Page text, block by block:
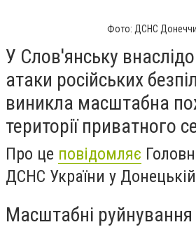
Фото: ДСНС
У Слов'янську
атаки російських
виникла масштабна
території приватного
Про це повідомляє
ДСНС України у Донецькій
Масштабні